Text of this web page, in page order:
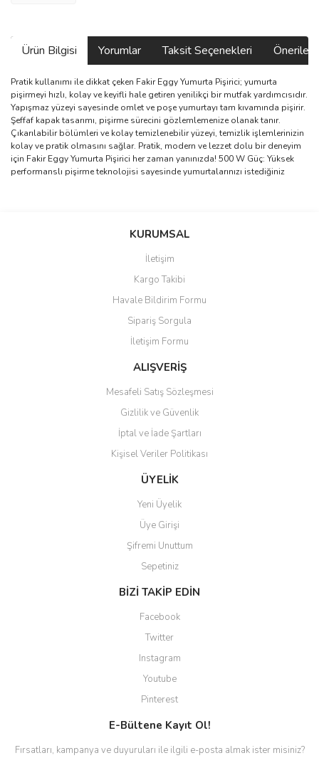
Ürün Bilgisi Yorumlar Taksit Seçenekleri
Pratik kullanımı ile dikkat çeken Fakir Eggy Yumurta Pişirici; yumurta
pişirmeyi hızlı, kolay ve keyifli hale getiren yenilikçi bir mutfak yardımcısıdır.
Yapışmaz yüzeyi sayesinde omlet ve poşe yumurtayı tam kıvamında pişirir.
Şeffaf kapak tasarımı, pişirme sürecini gözlemlemenize olanak tanır.
Çıkarılabilir bölümleri ve kolay temizlenebilir yüzeyi, temizlik işlemlerinizin
kolay ve pratik olmasını sağlar. Pratik, modern ve lezzet dolu bir deneyim
için Fakir Eggy Yumurta Pişirici her zaman yanınızda! 500 W Güç: Yüksek
performanslı pişirme teknolojisi sayesinde yumurtalarınızı istediğiniz
Bu ürüne ilk yorumu siz yapın!
Ürün resmi kalitesiz, bozuk veya görüntülenemiyor.
Ürün açıklamasında eksik bilgiler bulunuyor.
Ürün bilgilerinde hatalar bulunuyor.
Ürün fiyatı diğer sitelerden daha pahalı.
Bu ürüne benzer farklı alternatifler olmalı.
Gönder
KURUMSAL
İletişim
Kargo Takibi
Havale Bildirim Formu
Sipariş Sorgula
İletişim Formu
ALIŞVERİŞ
Mesafeli Satış Sözleşmesi
Gizlilik ve Güvenlik
İptal ve İade Şartları
Kişisel Veriler Politikası
ÜYELİK
Yeni Üyelik
Üye Girişi
Şifremi Unuttum
Sepetiniz
BİZİ TAKİP EDİN
Facebook
Twitter
Instagram
Youtube
Pinterest
E-Bültene Kayıt Ol!
Fırsatları, kampanya ve duyuruları ile ilgili e-posta almak ister misiniz?